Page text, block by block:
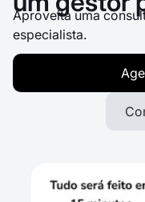
Aproveita uma
especialista.